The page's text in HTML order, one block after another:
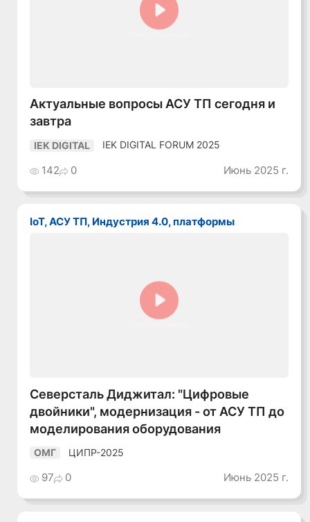
Актуальные вопросы АСУ ТП сегодня и
завтра
IEK DIGITAL IEK DIGITAL FORUM 2025
142 0 Июнь 2025 г.
IoT, АСУ ТП, Индустрия 4.0, платформы
Северсталь Диджитал: "Цифровые
двойники", модернизация - от АСУ ТП до
моделирования оборудования
ОМГ ЦИПР-2025
97 0 Июнь 2025 г.